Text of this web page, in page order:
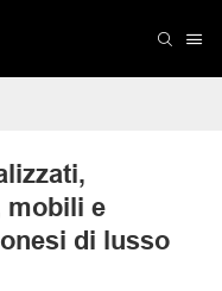
mobili e
di lusso